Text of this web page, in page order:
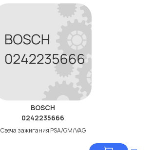
BOSCH
0242235666
Свеча зажигания PSA/GM/VAG